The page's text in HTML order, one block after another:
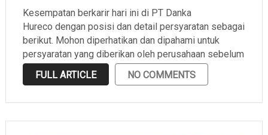
Kesempatan berkarir hari ini di PT Danka
Hureco dengan posisi dan detail persyaratan sebagai
berikut. Mohon diperhatikan dan dipahami untuk
persyaratan yang diberikan oleh perusahaan sebelum
melamar.
FULL ARTICLE NO COMMENTS